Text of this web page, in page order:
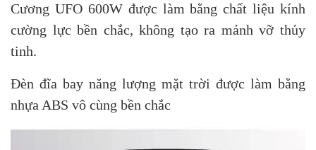
Cương UFO 600W được làm bằng chất liệu kính
cường lực bền chắc, không tạo ra mảnh vỡ thủy
tinh.
Đèn đĩa bay năng lượng mặt trời được làm bằng
nhựa ABS vô cùng bền chắc